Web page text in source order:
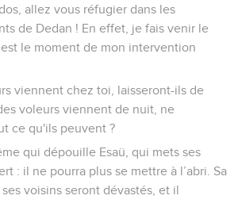
allez vous réfugier dans les
de Dedan ! En effet, je fais venir le
le moment de mon intervention
viennent chez toi, laisseront-ils de
voleurs viennent de nuit, ne
ce qu'ils peuvent ?
qui dépouille Esaü, qui mets ses
: il ne pourra plus se mettre à l’abri. Sa
voisins seront dévastés, et il